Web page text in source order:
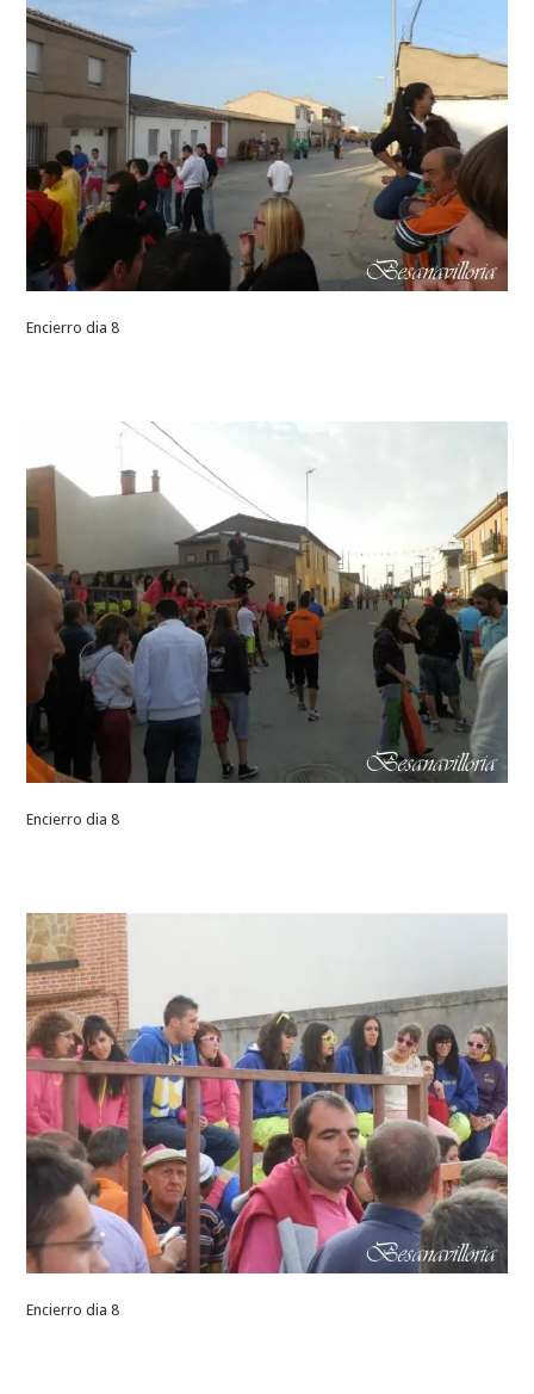
Encierro dia 8
Encierro dia 8
Encierro dia 8